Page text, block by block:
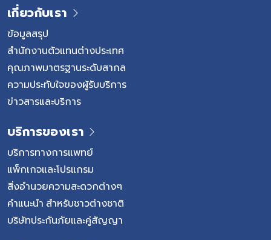
เกี่ยวกับเรา
ข้อมูลสรุป
สำนักงานตัวแทนต่างประเทศ
คุณภาพมาตรฐานระดับสากล
ความประทับใจของผู้รับบริการ
ข่าวสารและบริการ
บริการของเรา
บริการทางการแพทย์
แพ็กเกจและโปรแกรม
สิ่งอำนวยความสะดวกต่างๆ
คำแนะนำ สำหรับชาวต่างชาติ
บริษัทประกันภัยและคู่สัญญา